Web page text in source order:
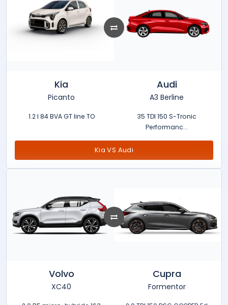
Kia
Picanto
1.2 l 84 BVA GT line TO
Audi
A3 Berline
35 TDI 150 S-Tronic
Performanc...
Kia VS Audi
Volvo
XC40
Cupra
Formentor